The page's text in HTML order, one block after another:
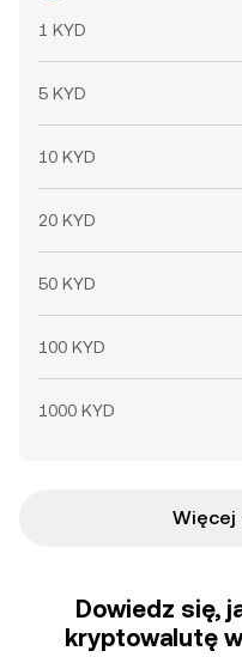
1 KYD
5 KYD
10 KYD
20 KYD
50 KYD
100 KYD
1000 KYD
Więcej
Dowiedz się,
kryptowalutę